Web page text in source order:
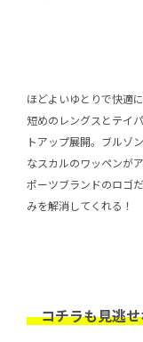
ほどよいゆとりで快適
短めのレングスとテイ
トアップ展開。ブルゾ
なスカルのワッペンが
ポーツブランドのロゴ
みを解消してくれる！
コチラも見逃